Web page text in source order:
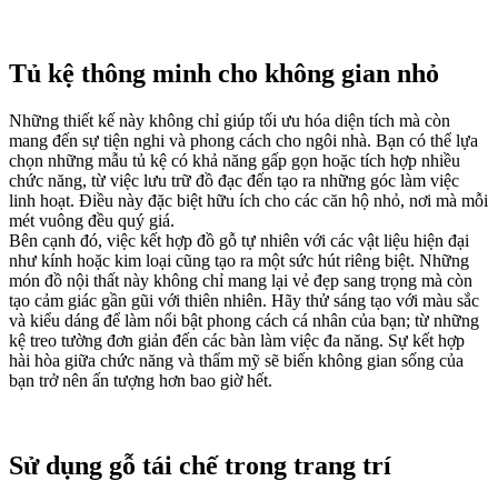
Tủ kệ thông minh cho không gian nhỏ
Những thiết kế này không chỉ giúp tối ưu hóa diện tích mà còn
mang đến sự tiện nghi và phong cách cho ngôi nhà. Bạn có thể lựa
chọn những mẫu tủ kệ có khả năng gấp gọn hoặc tích hợp nhiều
chức năng, từ việc lưu trữ đồ đạc đến tạo ra những góc làm việc
linh hoạt. Điều này đặc biệt hữu ích cho các căn hộ nhỏ, nơi mà mỗi
mét vuông đều quý giá.
Bên cạnh đó, việc kết hợp đồ gỗ tự nhiên với các vật liệu hiện đại
như kính hoặc kim loại cũng tạo ra một sức hút riêng biệt. Những
món đồ nội thất này không chỉ mang lại vẻ đẹp sang trọng mà còn
tạo cảm giác gần gũi với thiên nhiên. Hãy thử sáng tạo với màu sắc
và kiểu dáng để làm nổi bật phong cách cá nhân của bạn; từ những
kệ treo tường đơn giản đến các bàn làm việc đa năng. Sự kết hợp
hài hòa giữa chức năng và thẩm mỹ sẽ biến không gian sống của
bạn trở nên ấn tượng hơn bao giờ hết.
Sử dụng gỗ tái chế trong trang trí